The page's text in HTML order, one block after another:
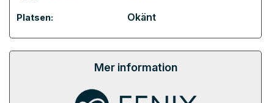
Platsen: Okänt
Mer information